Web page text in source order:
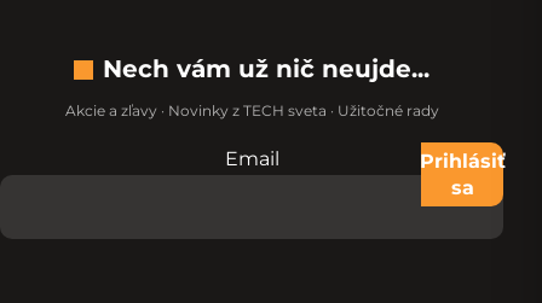
Nech vám už nič neujde...
Akcie a zľavy · Novinky z TECH sveta · Užitočné rady
Nevypĺňajte toto pole:
Email
Prihlásiť
sa